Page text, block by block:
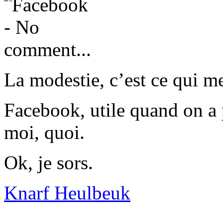
La modestie, c’est ce qui
Facebook, utile quand on
moi, quoi.
Ok, je sors.
Knarf Heulbeuk